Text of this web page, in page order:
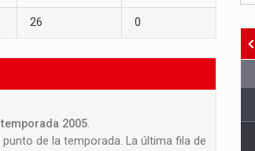
26 0
2005.
de la temporada. La última fila de